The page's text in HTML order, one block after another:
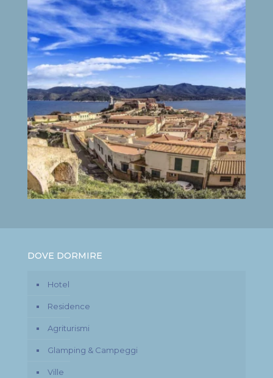
DOVE DORMIRE
Hotel
Residence
Agriturismi
Glamping & Campeggi
Ville